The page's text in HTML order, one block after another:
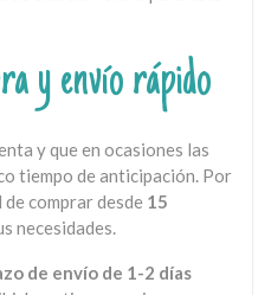
y envío rápido
y que en ocasiones las
tiempo de anticipación. Por
comprar desde 15
necesidades.
de envío de 1-2 días